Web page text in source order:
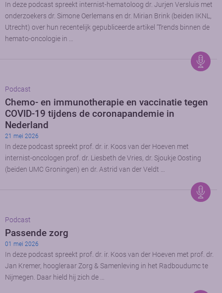
In deze podcast spreekt internist-hematoloog dr. Jurjen Versluis met
onderzoekers dr. Simone Oerlemans en dr. Mirian Brink (beiden IKNL,
Utrecht) over hun recentelijk gepubliceerde artikel ‘Trends binnen de
hemato-oncologie in …
Podcast
Chemo- en immunotherapie en vaccinatie tegen
COVID-19 tijdens de coronapandemie in
Nederland
21 mei 2026
In deze podcast spreekt prof. dr. ir. Koos van der Hoeven met
internist-oncologen prof. dr. Liesbeth de Vries, dr. Sjoukje Oosting
(beiden UMC Groningen) en dr. Astrid van der Veldt …
Podcast
Passende zorg
01 mei 2026
In deze podcast spreekt prof. dr. ir. Koos van der Hoeven met prof. dr.
Jan Kremer, hoogleraar Zorg & Samenleving in het Radboudumc te
Nijmegen. Daar hield hij zich de …